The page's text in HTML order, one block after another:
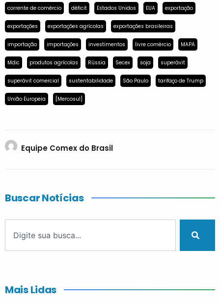
corrente de comércio déficit Estados Unidos EUA exportação
exportações exportações agrícolas exportações brasileiras
importação importações investimentos livre comércio MAPA
Mdic produtos agrícolas Rússia Secex soja superávit
superávit comercial sustentabilidade São Paulo tarifaço de Trump
União Europeia [Mercosul]
Equipe Comex do Brasil
Buscar Notícias
Mais Lidas